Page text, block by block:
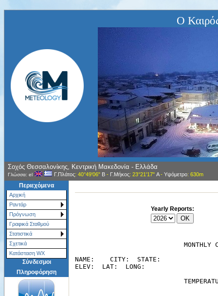
Ο
Σοχός Θεσσαλονίκης, Κεντρική Μακεδονία - Ελλάδα
Γλώσσα: el Γ.Πλάτος: 40°49'06" Β- Γ.Μήκος: 23°21'17" Α- Υψόμετρο: 630m
Περιεχόμενα
Αρχική
Ραντάρ
Πρόγνωση
Γραφικά Σταθμού
Στατιστικά
Σχετικά
Κατάσταση WX
Σύνδεσμοι
Πληροφόρηση
Yearly Reports: